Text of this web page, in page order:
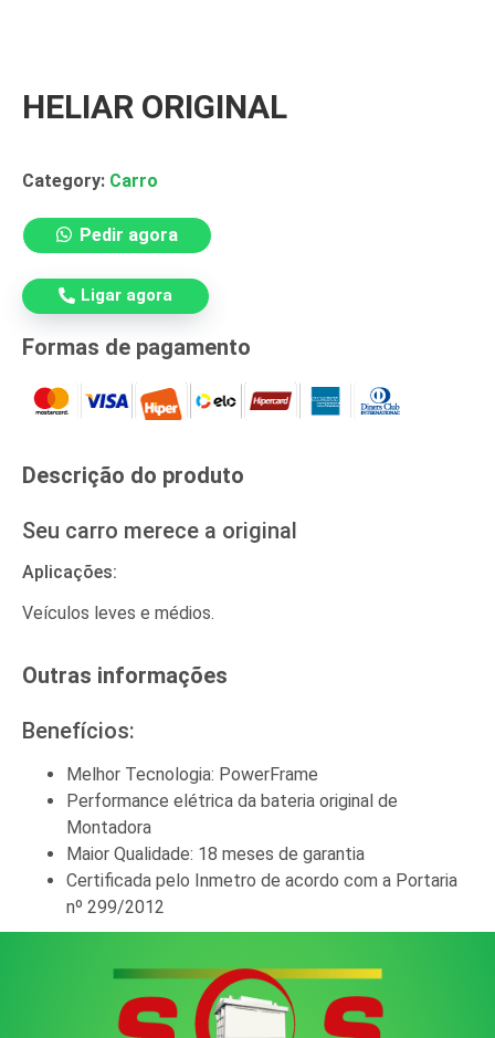
HELIAR ORIGINAL
Category: Carro
Pedir agora
Ligar agora
Formas de pagamento
Descrição do produto​
Seu carro merece a original
Aplicações:
Veículos leves e médios.
Outras informações​
Benefícios:
Melhor Tecnologia: PowerFrame
Performance elétrica da bateria original de
Montadora
Maior Qualidade: 18 meses de garantia
Certificada pelo Inmetro de acordo com a Portaria
nº 299/2012